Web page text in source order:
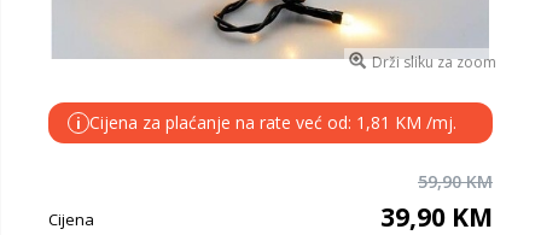
Drži sliku za zoom
i Cijena za plaćanje na rate već od: 1,81 KM /mj.
59,90 KM
Cijena 39,90 KM